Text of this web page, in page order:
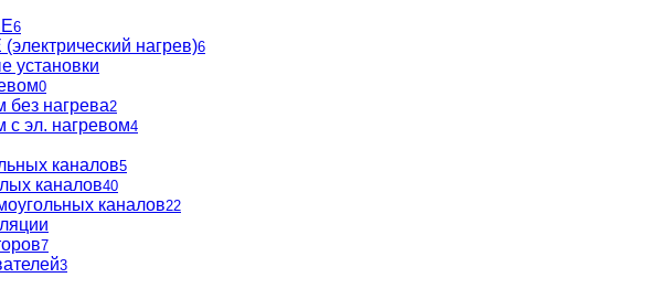
6
нагрев)6
установки
0
без нагрева2
с эл. нагревом4
каналов5
каналов40
каналов22
7
3